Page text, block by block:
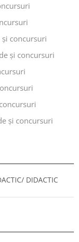
concursuri
și concursuri
și concursuri
DIDACTIC